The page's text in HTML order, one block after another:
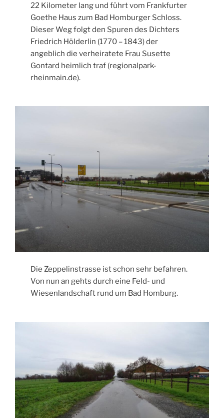
22 Kilometer lang und führt vom Frankfurter
Goethe Haus zum Bad Homburger Schloss.
Dieser Weg folgt den Spuren des Dichters
Friedrich Hölderlin (1770 – 1843) der
angeblich die verheiratete Frau Susette
Gontard heimlich traf (regionalpark-
rheinmain.de).
Die Zeppelinstrasse ist schon sehr befahren.
Von nun an gehts durch eine Feld- und
Wiesenlandschaft rund um Bad Homburg.